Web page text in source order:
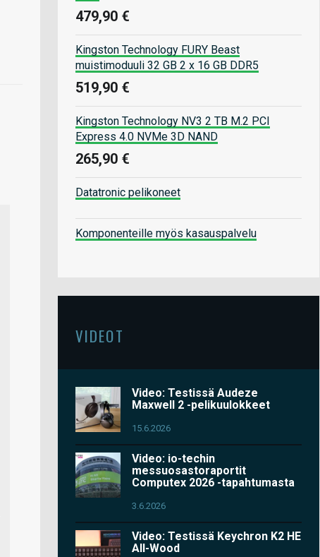
479,90 €
Kingston Technology FURY Beast
muistimoduuli 32 GB 2 x 16 GB DDR5
519,90 €
Kingston Technology NV3 2 TB M.2 PCI
Express 4.0 NVMe 3D NAND
265,90 €
Datatronic pelikoneet
Komponenteille myös kasauspalvelu
VIDEOT
Video: Testissä Audeze
Maxwell 2 -pelikuulokkeet
15.6.2026
Video: io-techin
messuosastoraportit
Computex 2026 -tapahtumasta
3.6.2026
Video: Testissä Keychron K2 HE
All-Wood